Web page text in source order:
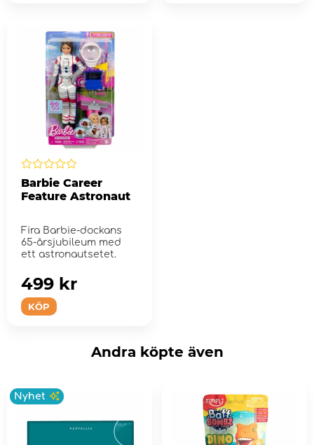
Barbie Career
Feature Astronaut
Fira Barbie-dockans
65-årsjubileum med
ett astronautsetet.
KÖP
499 kr
Andra köpte även
Nyhet